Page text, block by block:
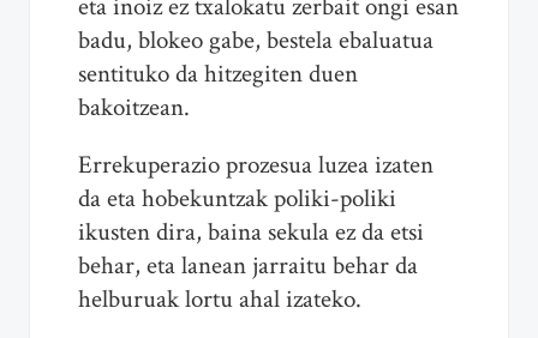
badu, blokeo gabe, bestela ebaluatua
sentituko da hitzegiten duen
bakoitzean.
Errekuperazio prozesua luzea izaten
da eta hobekuntzak poliki-poliki
ikusten dira, baina sekula ez da etsi
behar, eta lanean jarraitu behar da
helburuak lortu ahal izateko.